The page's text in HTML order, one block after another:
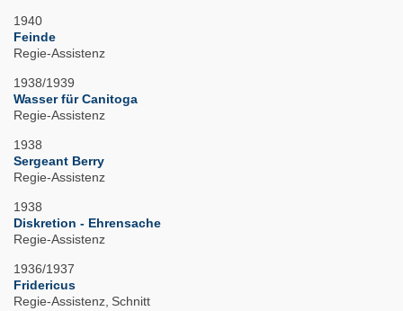
1940
Feinde
Regie-Assistenz
1938/1939
Wasser für Canitoga
Regie-Assistenz
1938
Sergeant Berry
Regie-Assistenz
1938
Diskretion - Ehrensache
Regie-Assistenz
1936/1937
Fridericus
Regie-Assistenz Schnitt